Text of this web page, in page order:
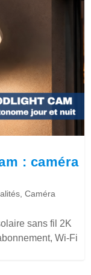
: caméra
,Caméra
sans fil 2K
Wi-Fi